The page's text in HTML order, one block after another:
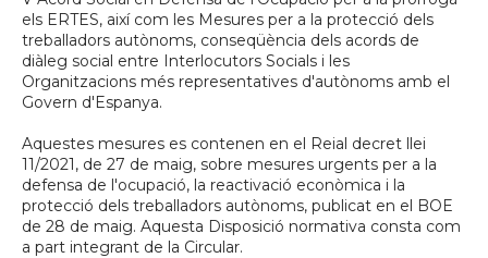
els ERTES, així com les Mesures per a la protecció dels
treballadors autònoms, conseqüència dels acords de
diàleg social entre Interlocutors Socials i les
Organitzacions més representatives d'autònoms amb el
Govern d'Espanya.
Aquestes mesures es contenen en el Reial decret llei
11/2021, de 27 de maig, sobre mesures urgents per a la
defensa de l'ocupació, la reactivació econòmica i la
protecció dels treballadors autònoms, publicat en el BOE
de 28 de maig. Aquesta Disposició normativa consta com
a part integrant de la Circular.